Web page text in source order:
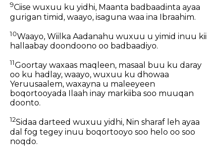
9Ciise wuxuu ku yidhi, Maanta badbaadinta ayaa
gurigan timid, waayo, isaguna waa ina Ibraahim.
10Waayo, Wiilka Aadanahu wuxuu u yimid inuu kii
hallaabay doondoono oo badbaadiyo.
11Goortay waxaas maqleen, masaal buu ku daray
oo ku hadlay, waayo, wuxuu ku dhowaa
Yeruusaalem, waxayna u maleeyeen
boqortooyada Ilaah inay markiiba soo muuqan
doonto.
12Sidaa darteed wuxuu yidhi, Nin sharaf leh ayaa
dal fog tegey inuu boqortooyo soo helo oo soo
noqdo.